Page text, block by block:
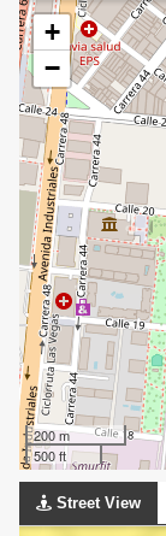
+
−
200 m
500 ft
Street View